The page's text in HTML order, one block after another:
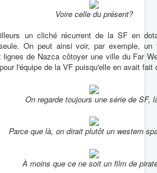
Voire celle du présent?
un cliché récurrent de la SF en
On peut ainsi voir, par exemple, un
lignes de Nazca côtoyer une ville du Far
l'équipe de la VF puisqu'elle en avait fait
On regarde toujours une série de SF,
Parce que là, on dirait plutôt un western
À moins que ce ne soit un film de